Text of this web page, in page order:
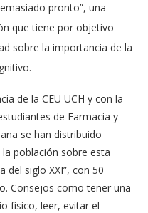
pronto”, una
que tiene por objetivo
sobre la importancia de la
de la CEU UCH y con la
de Farmacia y
se han distribuido
población sobre esta
del siglo XXI”, con 50
Consejos como tener una
físico, leer, evitar el